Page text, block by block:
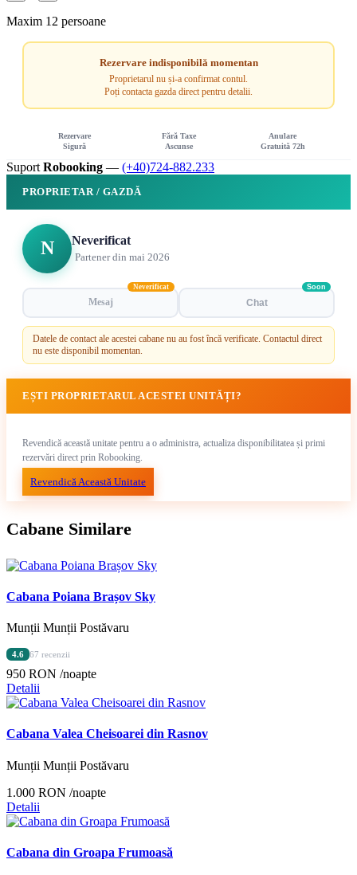
Maxim 12 persoane
Rezervare indisponibilă momentan
Proprietarul nu și-a confirmat contul.
Poți contacta gazda direct pentru detalii.
Rezervare
Sigură
Fără Taxe
Ascunse
Anulare
Gratuită 72h
Suport Robooking — (+40)724-882.233
PROPRIETAR / GAZDĂ
N Neverificat
Partener din mai 2026
Mesaj
Neverificat
Chat
Soon
Datele de contact ale acestei cabane nu au fost încă verificate. Contactul direct
nu este disponibil momentan.
EȘTI PROPRIETARUL ACESTEI UNITĂȚI?
Revendică această unitate pentru a o administra, actualiza disponibilitatea și primi
rezervări direct prin Robooking.
Revendică Această Unitate
Cabane Similare
Cabana Poiana Brașov Sky
Munții Munții Postăvaru
4.6 67 recenzii
950 RON /noapte
Detalii
Cabana Valea Cheisoarei din Rasnov
Munții Munții Postăvaru
1.000 RON /noapte
Detalii
Cabana din Groapa Frumoasă